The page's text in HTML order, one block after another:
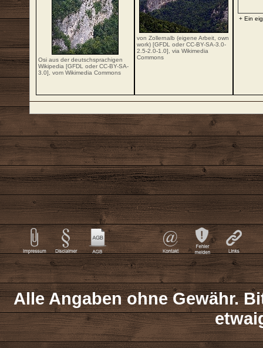
Osi aus der deutschsprachigen
Wikipedia [GFDL oder CC-BY-SA-
3.0], vom Wikimedia Commons
von Zollernalb (eigene Arbeit, own
work) [GFDL oder CC-BY-SA-3.0-
2.5-2.0-1.0], via Wikimedia
Commons
+ Ein
Alle Angaben ohne Gewähr.